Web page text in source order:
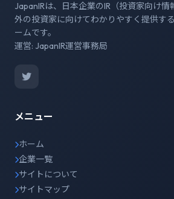
JapanIRは、日本企業のIR（投資家向け情
外の投資家に向けてわかりやすく提供す
ームです。
運営: JapanIR運営事務局
メニュー
ホーム
企業一覧
サイトについて
サイトマップ